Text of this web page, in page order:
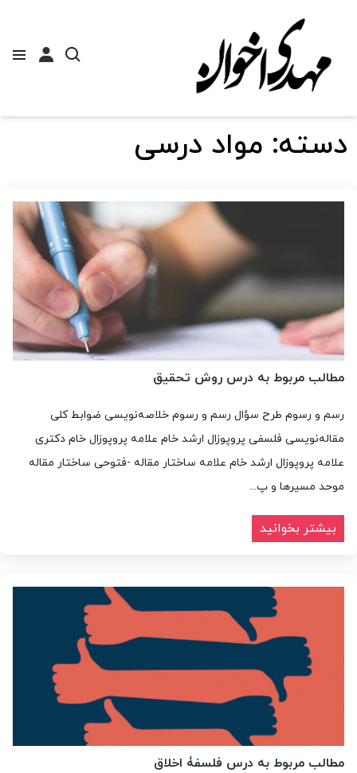
دسته: مواد درسی
مطالب مربوط به درس روش تحقیق
رسم و رسوم طرح سؤال رسم و رسوم خلاصه‌نویسی ضوابط کلی
مقاله‌نویسی فلسفی پروپوزال ارشد خام علامه پروپوزال خام دکتری
علامه پروپوزال ارشد خام علامه ساختار مقاله -فتوحی ساختار مقاله
موحد مسیرها و پ...
بیشتر بخوانید
مطالب مربوط به درس فلسفۀ اخلاق